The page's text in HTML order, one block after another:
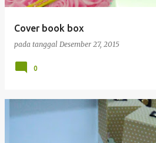
Cover book box
pada tanggal Desember 27, 2015
0